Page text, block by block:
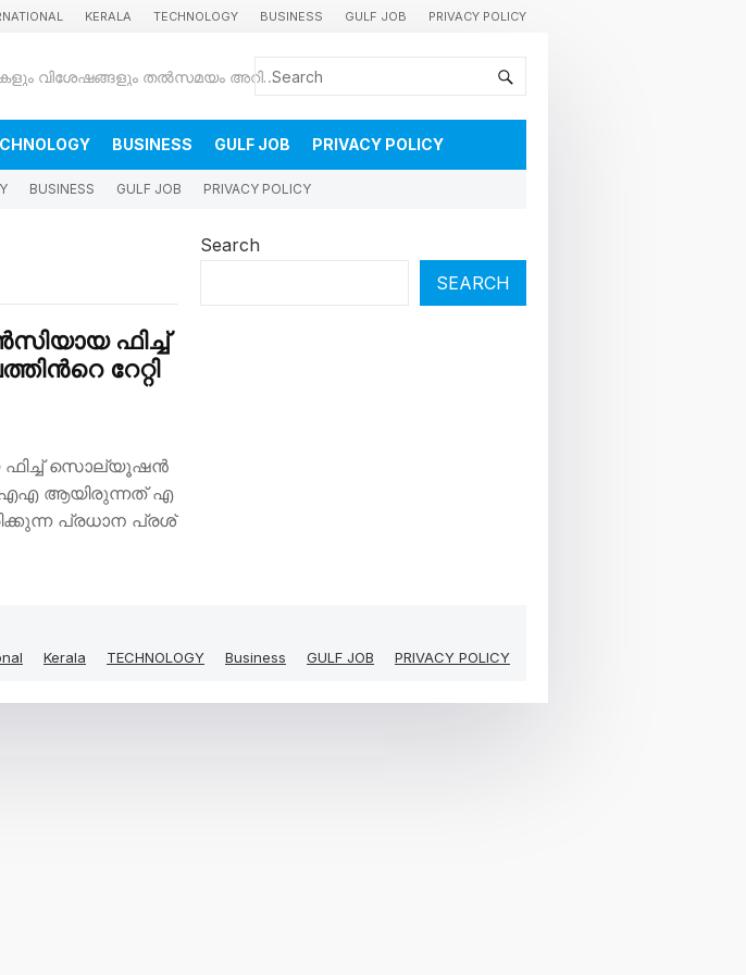
KERALA TECHNOLOGY BUSINESS GULF JOB PRIVACY POLICY
കുവൈറ്റിലെ വാർത്തകളും വിശേഷങ്ങളും തൽസമയം അറിയാൻ
BUSINESS GULF JOB PRIVACY POLICY
BUSINESS GULF JOB PRIVACY POLICY
ഫി​ച്ച്
റേ​റ്റി​
ഫി​ച്ച് സൊ​ല്യൂ​ഷ​ൻ​
എ​എ ആ​യി​രു​ന്ന​ത്​ എ​
പ്ര​ധാ​ന പ്ര​ശ്​​
Search
SEARCH
Kerala TECHNOLOGY Business GULF JOB PRIVACY POLICY